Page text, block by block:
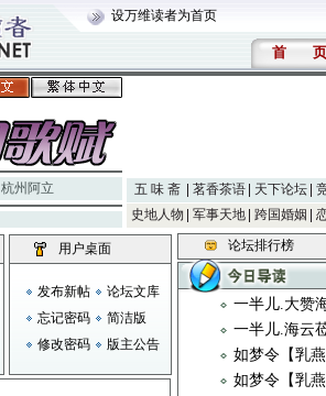
设万维读者为首页
首 页
杭州阿立 五 味 斋 茗香茶语 天下论坛
史地人物
军事天地 跨国婚姻
用户桌面
发布新帖
论坛文库
忘记密码
简洁版
修改密码
版主公告
论坛排行榜
一半儿.大赞
一半儿.海云
如梦令【乳
如梦令【乳